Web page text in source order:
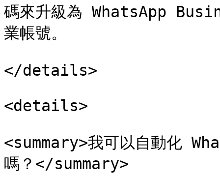
碼來升級為 WhatsApp
業帳號。
</details>
<details>
<summary>我可以自動化
嗎？</summary>